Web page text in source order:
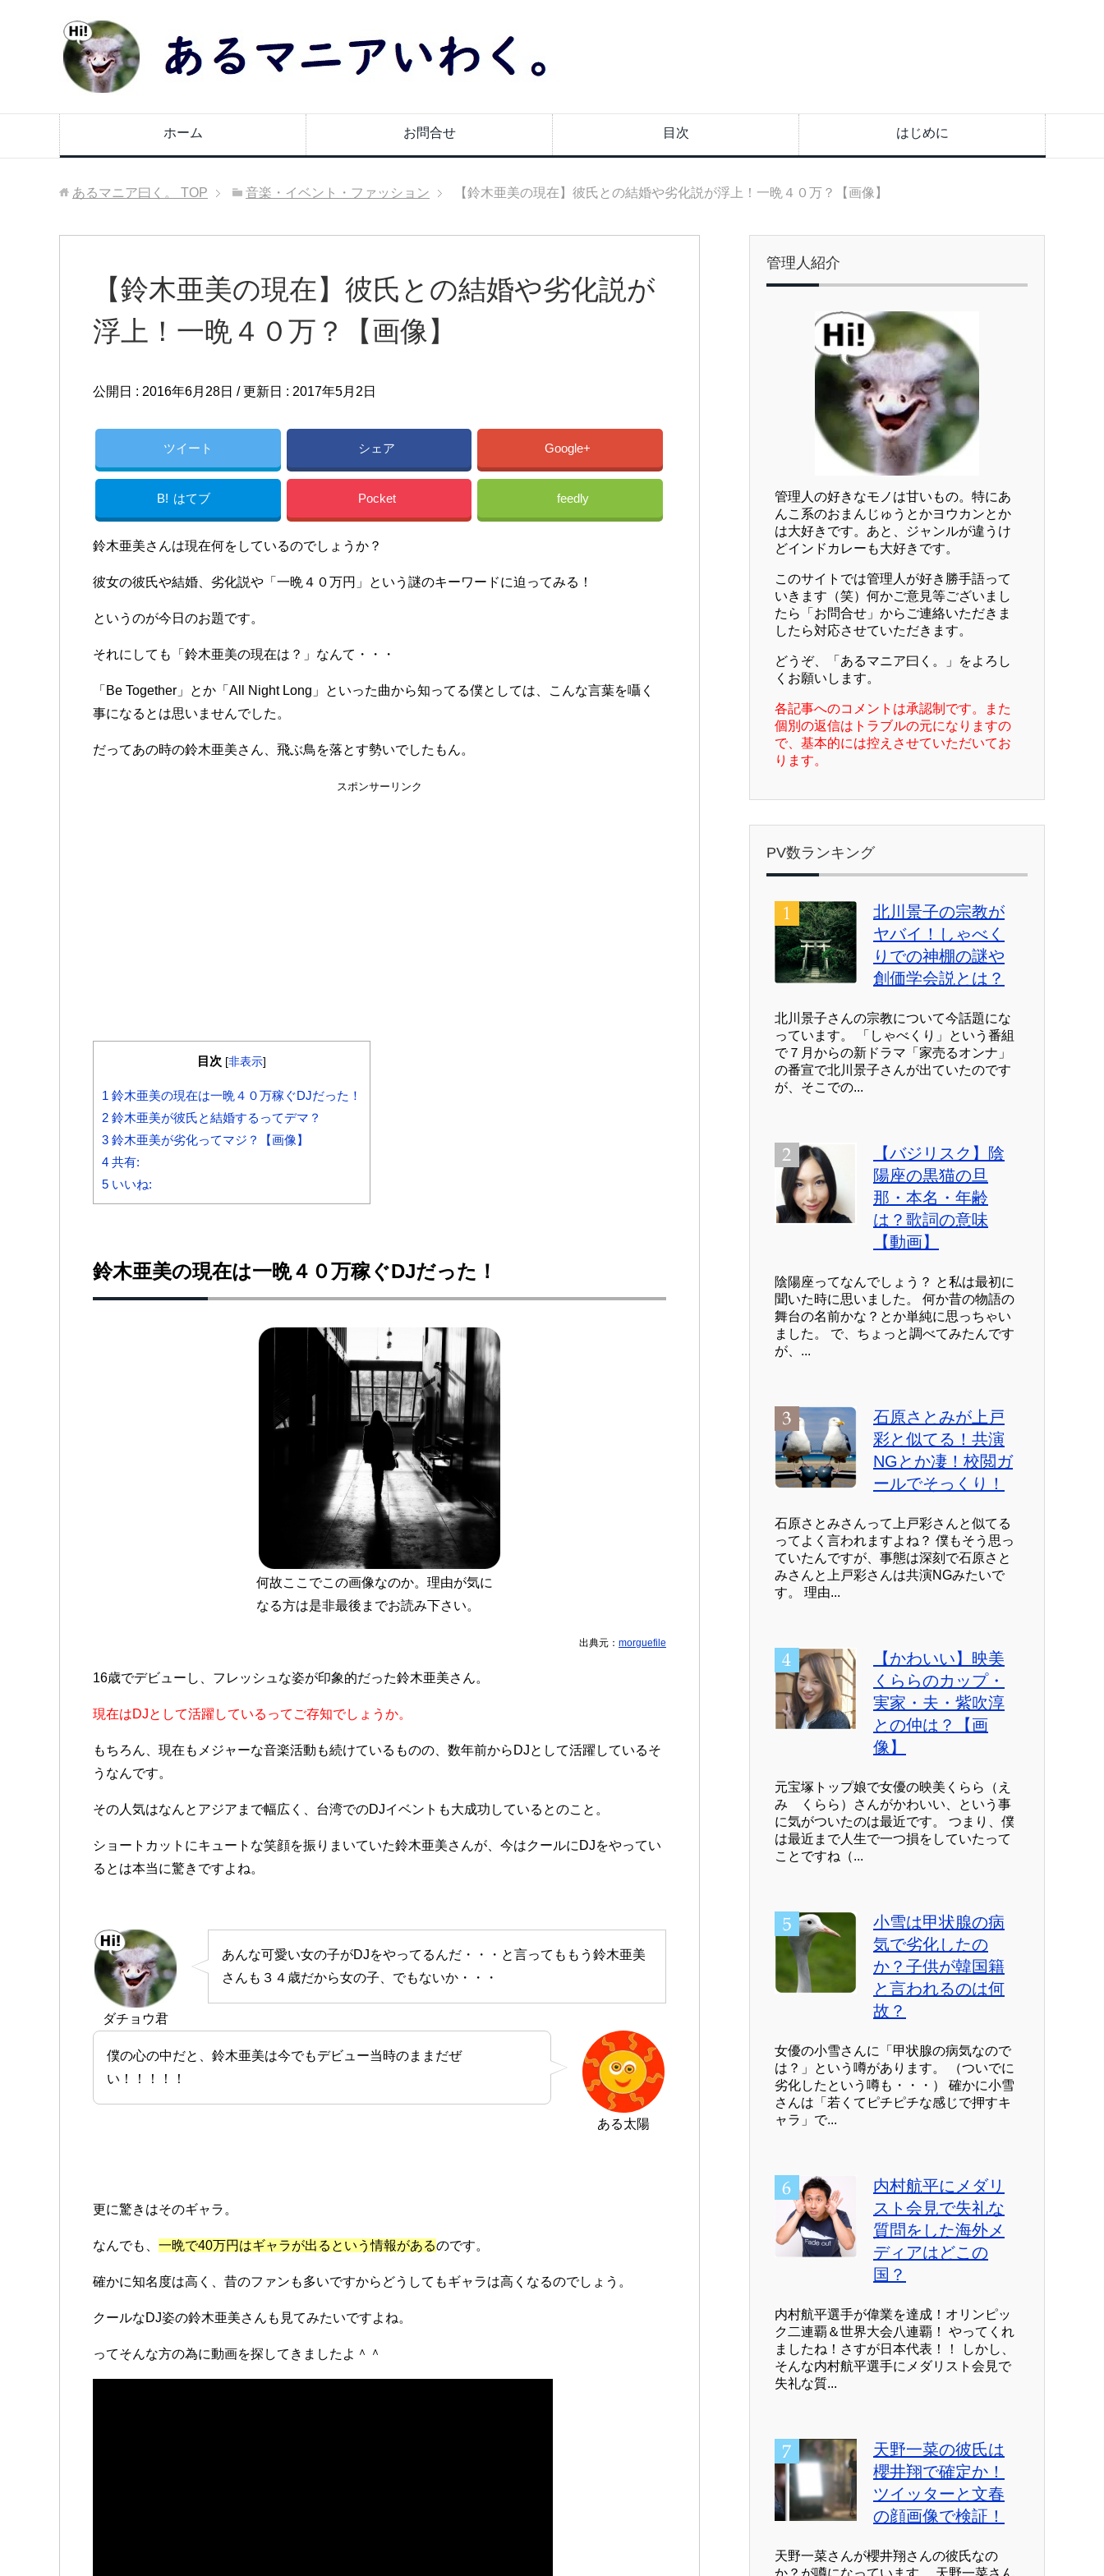
ホーム お問合せ 目次 はじめに
あるマニア曰く。 TOP 音楽・イベント・ファッション 【鈴木亜美の現在】彼氏との結婚や劣化説が浮上！一晩４０万？【画像】
【鈴木亜美の現在】彼氏との結婚や劣化説が
浮上！一晩４０万？【画像】
公開日 : 2016年6月28日 / 更新日 : 2017年5月2日
ツイート シェア Google+
B! はてブ Pocket feedly
鈴木亜美さんは現在何をしているのでしょうか？
彼女の彼氏や結婚、劣化説や「一晩４０万円」という謎のキーワードに迫ってみる！
というのが今日のお題です。
それにしても「鈴木亜美の現在は？」なんて・・・
「Be Together」とか「All Night Long」といった曲から知ってる僕としては、こんな言葉を囁く
事になるとは思いませんでした。
だってあの時の鈴木亜美さん、飛ぶ鳥を落とす勢いでしたもん。
スポンサーリンク
目次 [非表示]
1 鈴木亜美の現在は一晩４０万稼ぐDJだった！
2 鈴木亜美が彼氏と結婚するってデマ？
3 鈴木亜美が劣化ってマジ？【画像】
4 共有:
5 いいね:
鈴木亜美の現在は一晩４０万稼ぐDJだった！
何故ここでこの画像なのか。理由が気に
なる方は是非最後までお読み下さい。
出典元： morguefile
16歳でデビューし、フレッシュな姿が印象的だった鈴木亜美さん。
現在はDJとして活躍しているってご存知でしょうか。
もちろん、現在もメジャーな音楽活動も続けているものの、数年前からDJとして活躍しているそ
うなんです。
その人気はなんとアジアまで幅広く、台湾でのDJイベントも大成功しているとのこと。
ショートカットにキュートな笑顔を振りまいていた鈴木亜美さんが、今はクールにDJをやってい
るとは本当に驚きですよね。
ダチョウ君
あんな可愛い女の子がDJをやってるんだ・・・と言ってももう鈴木亜美
さんも３４歳だから女の子、でもないか・・・
ある太陽
僕の心の中だと、鈴木亜美は今でもデビュー当時のままだぜ
い！！！！！
更に驚きはそのギャラ。
なんでも、 一晩で40万円はギャラが出るという情報があるのです。
確かに知名度は高く、昔のファンも多いですからどうしてもギャラは高くなるのでしょう。
クールなDJ姿の鈴木亜美さんも見てみたいですよね。
ってそんな方の為に動画を探してきましたよ＾＾
管理人紹介
管理人の好きなモノは甘いもの。特にあ
んこ系のおまんじゅうとかヨウカンとか
は大好きです。あと、ジャンルが違うけ
どインドカレーも大好きです。
このサイトでは管理人が好き勝手語って
いきます（笑）何かご意見等ございまし
たら「お問合せ」からご連絡いただきま
したら対応させていただきます。
どうぞ、「あるマニア曰く。」をよろし
くお願いします。
各記事へのコメントは承認制です。また
個別の返信はトラブルの元になりますの
で、基本的には控えさせていただいてお
ります。
PV数ランキング
北川景子の宗教が
ヤバイ！しゃべく
りでの神棚の謎や
創価学会説とは？
北川景子さんの宗教について今話題にな
っています。 「しゃべくり」という番組
で７月からの新ドラマ「家売るオンナ」
の番宣で北川景子さんが出ていたのです
が、そこでの...
【バジリスク】陰
陽座の黒猫の旦
那・本名・年齢
は？歌詞の意味
【動画】
陰陽座ってなんでしょう？ と私は最初に
聞いた時に思いました。 何か昔の物語の
舞台の名前かな？とか単純に思っちゃい
ました。 で、ちょっと調べてみたんです
が、...
石原さとみが上戸
彩と似てる！共演
NGとか凄！校閲ガ
ールでそっくり！
石原さとみさんって上戸彩さんと似てる
ってよく言われますよね？ 僕もそう思っ
ていたんですが、事態は深刻で石原さと
みさんと上戸彩さんは共演NGみたいで
す。 理由...
【かわいい】映美
くららのカップ・
実家・夫・紫吹淳
との仲は？【画
像】
元宝塚トップ娘で女優の映美くらら（え
み くらら）さんがかわいい、という事
に気がついたのは最近です。 つまり、僕
は最近まで人生で一つ損をしていたって
ことですね（...
小雪は甲状腺の病
気で劣化したの
か？子供が韓国籍
と言われるのは何
故？
女優の小雪さんに「甲状腺の病気なので
は？」という噂があります。 （ついでに
劣化したという噂も・・・） 確かに小雪
さんは「若くてピチピチな感じで押すキ
ャラ」で...
内村航平にメダリ
スト会見で失礼な
質問をした海外メ
ディアはどこの
国？
内村航平選手が偉業を達成！オリンピッ
ク二連覇＆世界大会八連覇！ やってくれ
ましたね！さすが日本代表！！ しかし、
そんな内村航平選手にメダリスト会見で
失礼な質...
天野一菜の彼氏は
櫻井翔で確定か！
ツイッターと文春
の顔画像で検証！
天野一菜さんが櫻井翔さんの彼氏なの
か？が噂になっています。 天野一菜さん